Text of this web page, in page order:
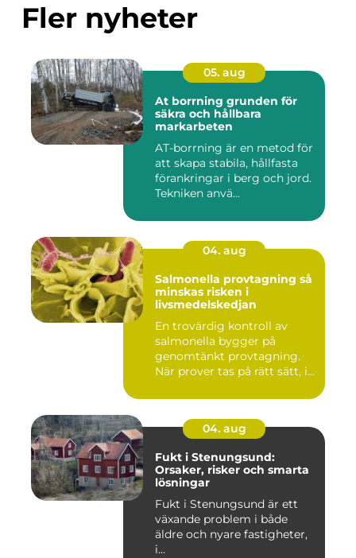
Fler nyheter
05. aug
At borrning grunden för
säkra och hållbara
markarbeten
AT-borrning är en metod för
att skapa stabila, hållfasta
förankringar i berg och jord.
Tekniken anvä...
04. aug
Salmonella provtagning så
minskas risken i
livsmedelskedjan
En trovärdig kontroll av
salmonella bygger på
genomtänkt provtagning.
När prover tas på rätt sätt, i...
04. aug
Fukt i Stenungsund:
Orsaker, risker och smarta
lösningar
Fukt i Stenungsund är ett
växande problem i både
äldre och nyare fastigheter,
i...